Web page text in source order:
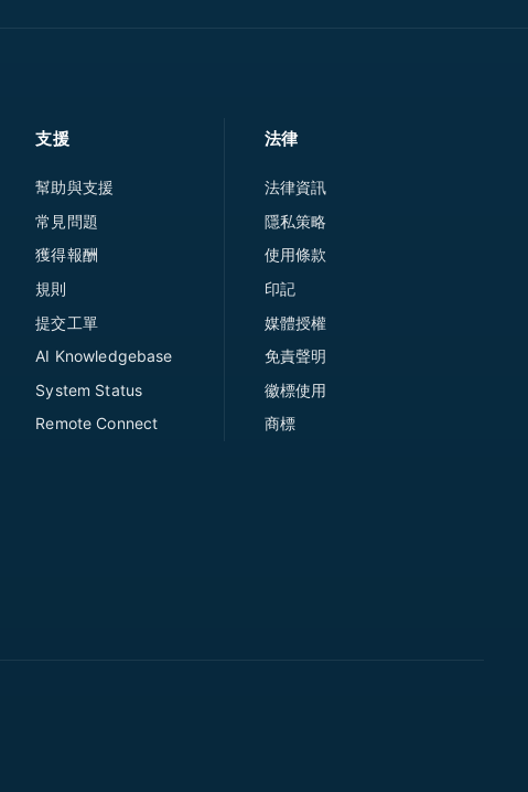
支援
幫助與支援
常見問題
獲得報酬
規則
提交工單
AI Knowledgebase
System Status
Remote Connect
法律
法律資訊
隱私策略
使用條款
印記
媒體授權
免責聲明
徽標使用
商標